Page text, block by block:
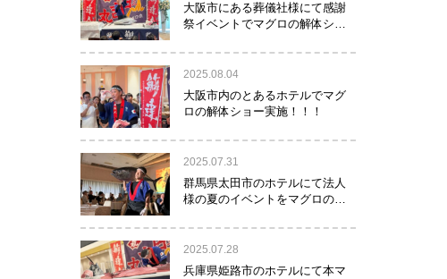
大阪市にある葬儀社様にて感謝
祭イベントでマグロの解体ショ
2025.08.04
大阪市内のとあるホテルでマグ
ロの解体ショー実施！！！
2025.07.31
群馬県太田市のホテルにて法人
様の夏のイベントをマグロの解
た！！
2025.07.28
兵庫県姫路市のホテルにて本マ